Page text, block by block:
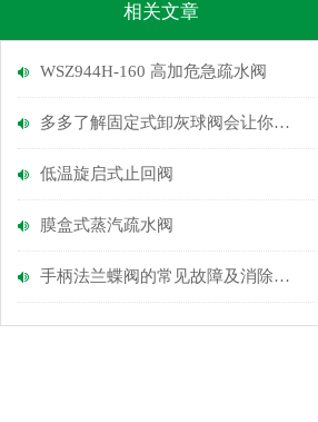
相关文章
WSZ944H-160 高加危急疏水阀
多多了解固定式卸灰球阀会让你的工作更顺畅
低温旋启式止回阀
膜盒式蒸汽疏水阀
手柄法兰蝶阀的常见故障及消除方法